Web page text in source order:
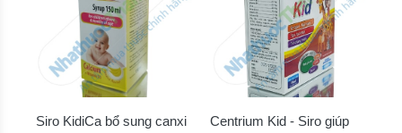
Siro KidiCa bổ sung canxi
Centrium Kid - Siro giúp